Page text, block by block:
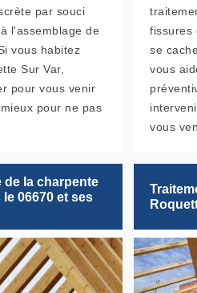
par souci
l'assemblage de
vous habitez
Sur Var,
pour vous venir
pour ne pas
fissures
se
vous
vous
de la charpente
06670 et ses